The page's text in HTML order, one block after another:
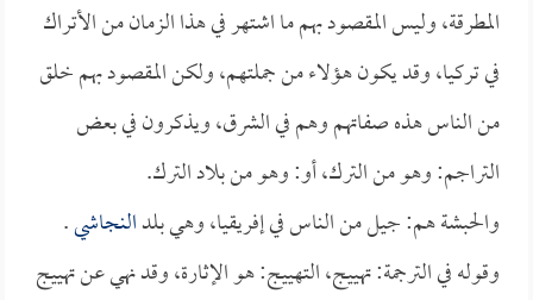
المطرقة، وليس المقصود بهم ما اشتهر في هذا الزمان من الأتراك
في تركيا، وقد يكون هؤلاء من جملتهم، ولكن المقصود بهم خلق
من الناس هذه صفاتهم وهم في الشرق، ويذكرون في بعض
التراجم: وهو من الترك، أو: وهو من بلاد الترك.
والحبشة هم: جيل من الناس في إفريقيا، وهي بلدالنجاشي.
وقوله في الترجمة: تهييج، التهييج: هو الإثارة، وقد نهي عن تهييج